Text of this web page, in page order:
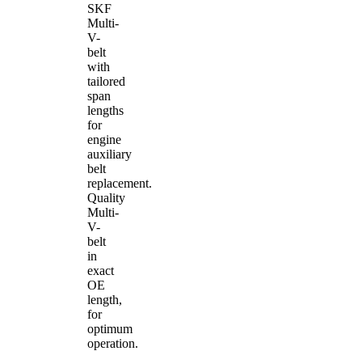
SKF
Multi-
V-
belt
with
tailored
span
lengths
for
engine
auxiliary
belt
replacement.
Quality
Multi-
V-
belt
in
exact
OE
length,
for
optimum
operation.